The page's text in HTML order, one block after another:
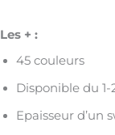
Les + :
45 couleurs
Disponible du 1-
Epaisseur d’un